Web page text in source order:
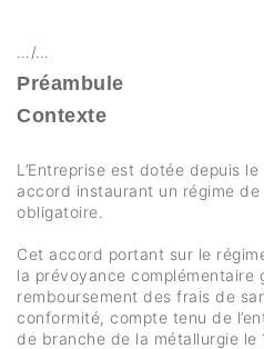
…/…
Préambule
Contexte
L’Entreprise est dotée depuis le
accord instaurant un régime
obligatoire.
Cet accord portant sur le
la prévoyance complémentaire
remboursement des frais de
conformité, compte tenu de
de branche de la métallurgie le